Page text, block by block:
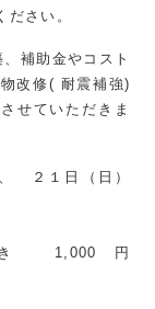
さい。
補助金やコスト
改修( 耐震補強)
せていただきま
２１日（日）
1,000円